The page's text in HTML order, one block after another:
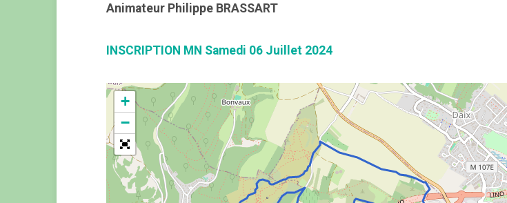
Animateur Philippe BRASSART
INSCRIPTION MN Samedi 06 Juillet 2024
+
−